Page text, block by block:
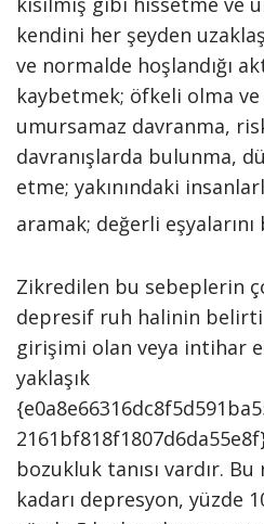
kendini her şeyden
ve normalde hoşlandığı
kaybetmek; öfkeli olma
umursamaz davranma,
davranışlarda bulunma,
etme; yakınındaki
aramak; değerli
Zikredilen bu sebeplerin
depresif ruh halinin
girişimi olan veya intihar
yaklaşık
bozukluk tanısı vardır.
kadarı depresyon, yüzde